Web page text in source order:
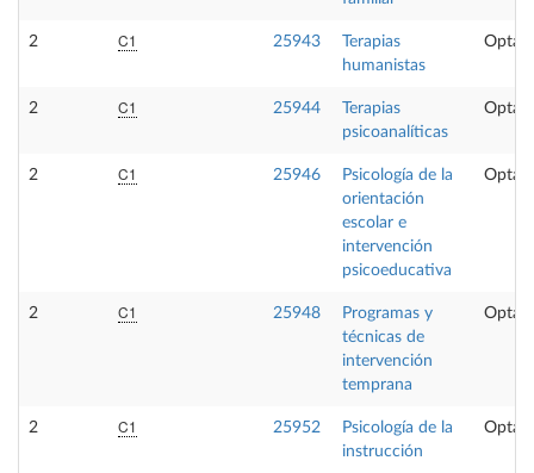
2 C1 25943
Terapias
humanistas
2 C1 25944
Terapias
psicoanalíticas
2 C1 25946
Psicología de la
orientación
escolar e
intervención
psicoeducativa
2 C1 25948
Programas y
técnicas de
intervención
temprana
2 C1 25952
Psicología de la
instrucción